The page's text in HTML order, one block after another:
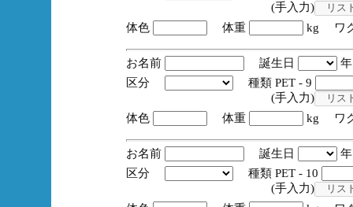
(手入力)
体色
体重 kg ワ
お名前 誕生日
区分
種類 PET - 9
(手入力)
体色
体重 kg ワ
お名前 誕生日
区分
種類 PET - 10
(手入力)